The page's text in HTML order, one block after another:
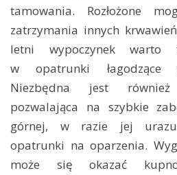
tamowania. Rozłożone
zatrzymania innych
letni wypoczynek warto
w opatrunki łagodzące
Niezbędna jest
pozwalająca na szybkie
górnej, w razie jej
opatrunki na oparzenia.
może się okazać